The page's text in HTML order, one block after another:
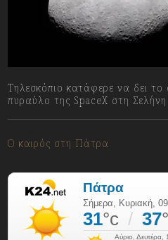
Τηλεσκόπιο κατάφερε να δει το
πυραύλο της SpaceX στη Σελήνη
Ο καιρός στη Πάτρα